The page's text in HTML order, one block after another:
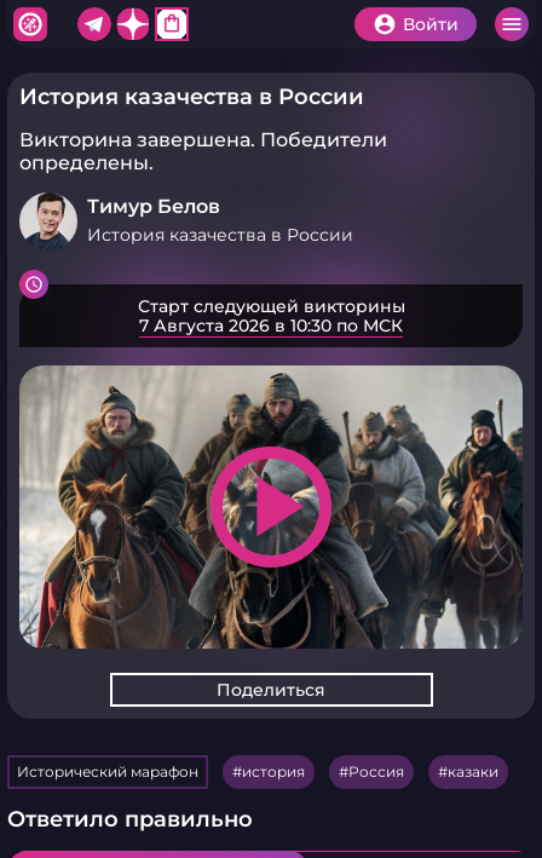
shopping_bag Войти
История казачества в России
Викторина завершена. Победители
определены.
Тимур Белов
История казачества в России
Старт следующей викторины
7 Августа 2026 в 10:30 по МСК
play_arrow
Поделиться
Исторический марафон история Россия казаки
Ответило правильно